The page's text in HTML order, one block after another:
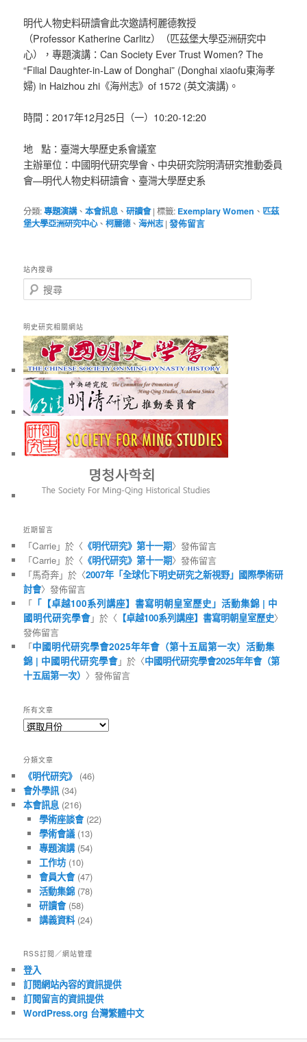
明代人物史料研讀會此次邀請柯麗德教授
（Professor Katherine Carlitz）（匹茲堡大學亞洲研究中
心），專題演講：Can Society Ever Trust Women? The
“Filial Daughter-in-Law of Donghai” (Donghai xiaofu東海孝
婦) in Haizhou zhi《海州志》of 1572 (英文演講)。
時間：2017年12月25日（一）10:20-12:20
地 點：臺灣大學歷史系會議室
主辦單位：中國明代研究學會、中央研究院明清研究推動委員
會—明代人物史料研讀會、臺灣大學歷史系
分類:專題演講、本會訊息 、研讀會 |標籤: Exemplary Women 、匹茲
堡大學亞洲研究中心、柯麗德、海州志 |發佈留言
站內搜尋
搜
尋
明史研究相關網站
近期留言
「Carrie」於〈 《明代研究》第十一期〉發佈留言
「Carrie」於〈 《明代研究》第十一期〉發佈留言
「馬奇奔」於〈2007年「全球化下明史研究之新視野」國際學術研
討會〉發佈留言
「 「【卓越100系列講座】書寫明朝皇室歷史」活動集錦 | 中
國明代研究學會」於〈 【卓越100系列講座】書寫明朝皇室歷史〉
發佈留言
「中國明代研究學會2025年年會（第十五屆第一次）活動集
錦 | 中國明代研究學會」於〈中國明代研究學會2025年年會（第
十五屆第一次） 〉發佈留言
所有文章
所
章
分類文章
《明代研究》 (46)
會外學訊(34)
本會訊息 (216)
學術座談會(22)
學術會議(13)
專題演講(54)
工作坊(10)
會員大會(47)
活動集錦(78)
研讀會(58)
講義資料(24)
RSS訂閱／網站管理
登入
訂閱網站內容的資訊提供
訂閱留言的資訊提供
WordPress.org 台灣繁體中文